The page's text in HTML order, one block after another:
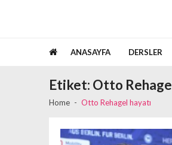
ANASAYFA DERSLER
Etiket: Otto
Home Otto Rehagel hayatı